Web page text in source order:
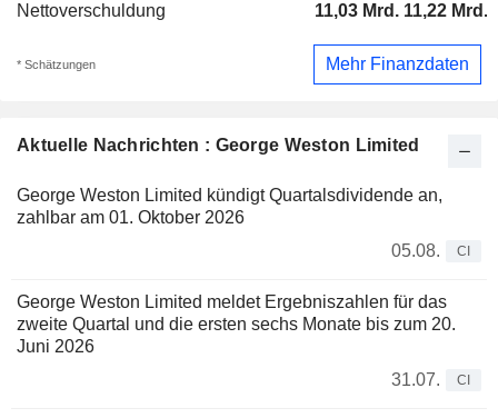
Aktuelle Nachrichten : George Weston Limited
George Weston Limited kündigt Quartalsdividende an,
zahlbar am 01. Oktober 2026
05.08.
CI
George Weston Limited meldet Ergebniszahlen für das
zweite Quartal und die ersten sechs Monate bis zum 20.
Juni 2026
31.07.
CI
Nettoverschuldung
11,03 Mrd. 11,22 Mrd.
* Schätzungen Mehr Finanzdaten